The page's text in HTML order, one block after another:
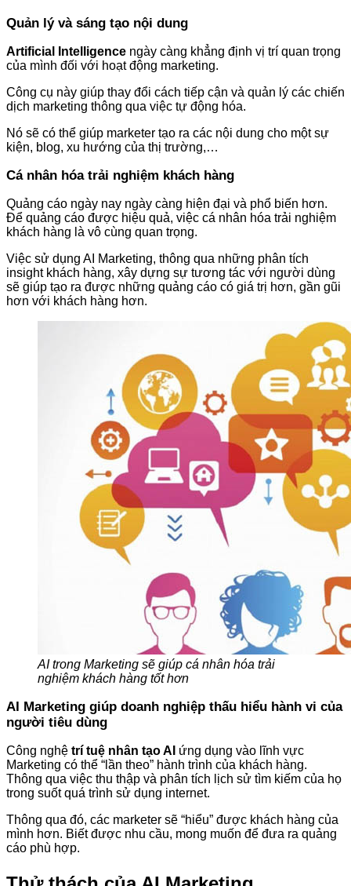
Quản lý và sáng tạo nội dung
Artificial Intelligence ngày càng khẳng định vị trí quan trọng
của mình đối với hoạt động marketing.
Công cụ này giúp thay đổi cách tiếp cận và quản lý các chiến
dịch marketing thông qua việc tự động hóa.
Nó sẽ có thể giúp marketer tạo ra các nội dung cho một sự
kiện, blog, xu hướng của thị trường,…
Cá nhân hóa trải nghiệm khách hàng
Quảng cáo ngày nay ngày càng hiện đại và phổ biến hơn.
Để quảng cáo được hiệu quả, việc cá nhân hóa trải nghiệm
khách hàng là vô cùng quan trọng.
Việc sử dụng AI Marketing, thông qua những phân tích
insight khách hàng, xây dựng sự tương tác với người dùng
sẽ giúp tạo ra được những quảng cáo có giá trị hơn, gần gũi
hơn với khách hàng hơn.
AI trong Marketing sẽ giúp cá nhân hóa trải
nghiệm khách hàng tốt hơn
AI Marketing giúp doanh nghiệp thấu hiểu hành vi của
người tiêu dùng
Công nghệ trí tuệ nhân tạo AI ứng dụng vào lĩnh vực
Marketing có thể “lần theo” hành trình của khách hàng.
Thông qua việc thu thập và phân tích lịch sử tìm kiếm của họ
trong suốt quá trình sử dụng internet.
Thông qua đó, các marketer sẽ “hiểu” được khách hàng của
mình hơn. Biết được nhu cầu, mong muốn để đưa ra quảng
cáo phù hợp.